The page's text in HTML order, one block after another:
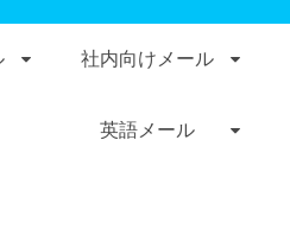
社内向けメール
英語メール